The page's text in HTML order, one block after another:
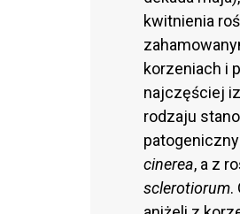
kwitnienia
korzeniach i
najczęściej
rodzaju
cinerea, a z
sclerotiorum.